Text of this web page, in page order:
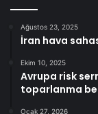
Ağustos 23, 2025
İran hava
Ekim 10, 2025
Avrupa risk
toparlanma
Ocak 27, 2026